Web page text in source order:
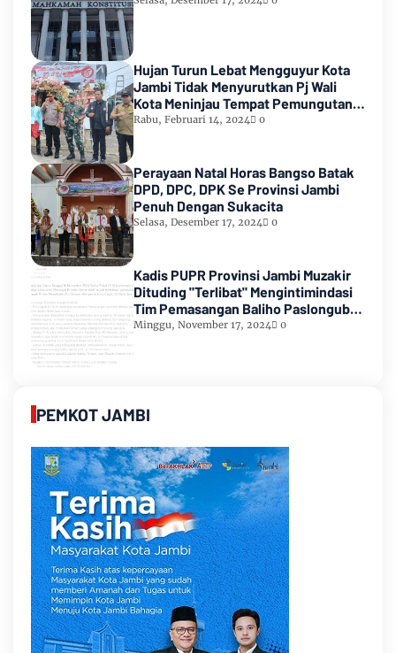
Hujan Turun Lebat Mengguyur Kota
Jambi Tidak Menyurutkan Pj Wali
Kota Meninjau Tempat Pemungutan
Suara Pemilu 2024
Rabu, Februari 14, 2024 0
Perayaan Natal Horas Bangso Batak
DPD, DPC, DPK Se Provinsi Jambi
Penuh Dengan Sukacita
Selasa, Desember 17, 2024 0
Kadis PUPR Provinsi Jambi Muzakir
Dituding "Terlibat" Mengintimindasi
Tim Pemasangan Baliho Paslongub
Romi-Sudirman
Minggu, November 17, 2024 0
PEMKOT JAMBI